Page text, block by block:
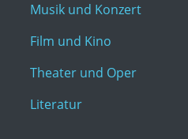
Musik und Konzert
Film und Kino
Theater und Oper
Literatur